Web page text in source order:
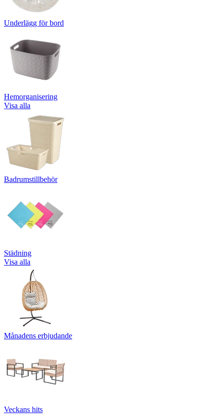
Underlägg för bord
Hemorganisering
Visa alla
Badrumstillbehör
Städning
Visa alla
Månadens erbjudande
Veckans hits